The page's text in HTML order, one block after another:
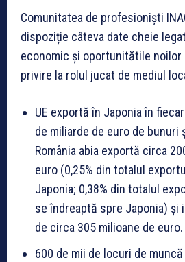
Comunitatea de profesioniști
dispoziție câteva date cheie
economic și oportunitătile noilor
privire la rolul jucat de mediul
UE exportă în Japonia în
de miliarde de euro de bunuri
România abia exportă circa
euro (0,25% din totalul
Japonia; 0,38% din totalul
se îndreaptă spre Japonia) și
de circa 305 milioane de euro.
600 de mii de locuri de muncă